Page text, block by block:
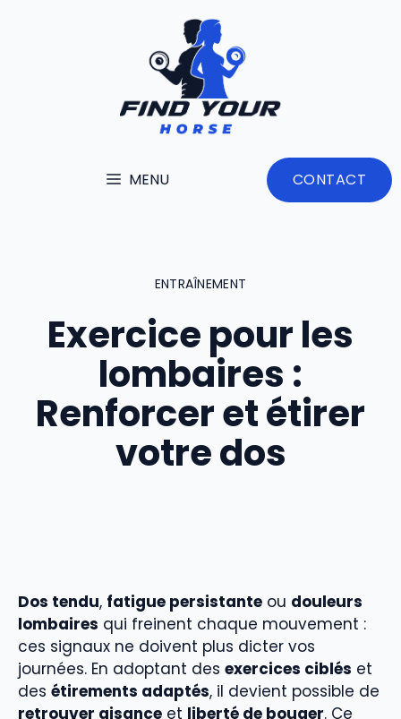
MENU CONTACT
ENTRAÎNEMENT
Exercice pour les
lombaires :
Renforcer et étirer
votre dos
Dos tendu, fatigue persistante ou douleurs
lombaires qui freinent chaque mouvement :
ces signaux ne doivent plus dicter vos
journées. En adoptant des exercices ciblés et
des étirements adaptés, il devient possible de
retrouver aisance et liberté de bouger. Ce